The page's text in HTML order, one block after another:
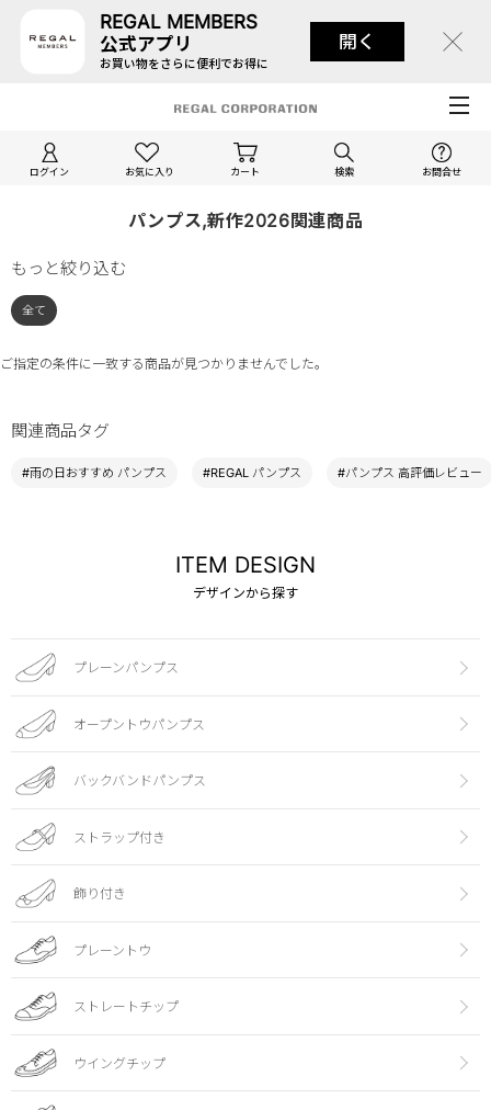
REGAL MEMBERS
公式アプリ
お買い物をさらに便利でお得に
開く
ログイン お気に入り カート 検索 お問合せ
パンプス,新作2026関連商品
もっと絞り込む
全て
ご指定の条件に一致する商品が見つかりませんでした。
関連商品タグ
#雨の日おすすめ パンプス #REGAL パンプス #パンプス 高評価レビュー
ITEM DESIGN
デザインから探す
プレーンパンプス
オープントウパンプス
バックバンドパンプス
ストラップ付き
飾り付き
プレーントウ
ストレートチップ
ウイングチップ